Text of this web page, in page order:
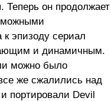
Теперь он продолжает
эпизоду сериал
и динамичным.
можно было
же сжалились над
портировали Devil